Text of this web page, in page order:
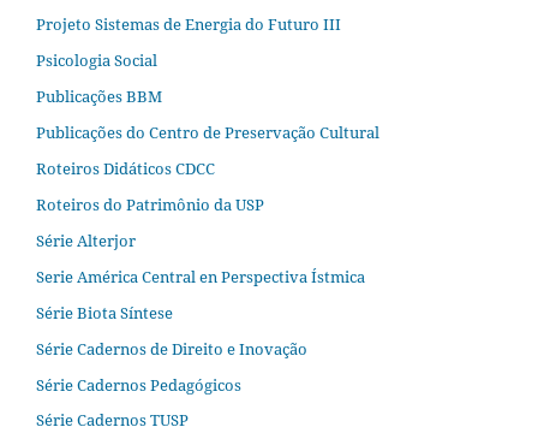
Projeto Sistemas de Energia do Futuro III
Psicologia Social
Publicações BBM
Publicações do Centro de Preservação Cultural
Roteiros Didáticos CDCC
Roteiros do Patrimônio da USP
Série Alterjor
Serie América Central en Perspectiva Ístmica
Série Biota Síntese
Série Cadernos de Direito e Inovação
Série Cadernos Pedagógicos
Série Cadernos TUSP